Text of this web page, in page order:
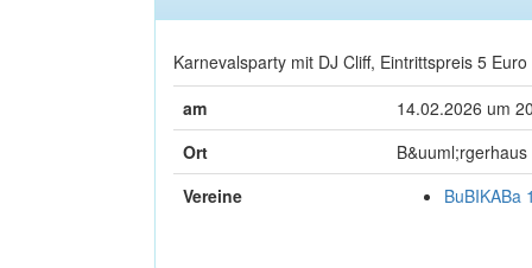
Karnevalsparty mit DJ Cliff, Eintrittspreis 5 Euro
am
14.02.2026 um
Ort
B&uuml;rgerhaus
Vereine
BuBIKABa